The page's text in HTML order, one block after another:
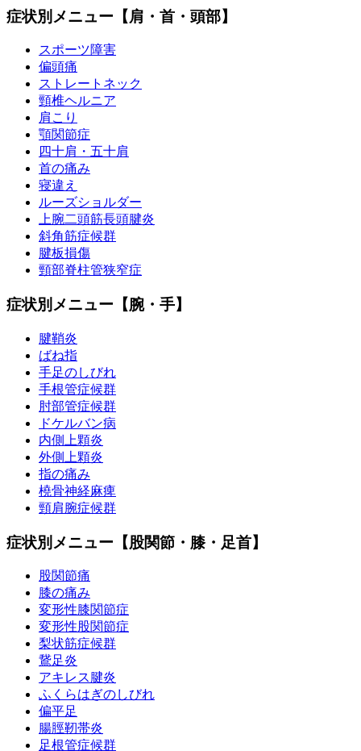
症状別メニュー【肩・首・頭部】
スポーツ障害
偏頭痛
ストレートネック
頸椎ヘルニア
肩こり
顎関節症
四十肩・五十肩
首の痛み
寝違え
ルーズショルダー
上腕二頭筋長頭腱炎
斜角筋症候群
腱板損傷
頸部脊柱管狭窄症
症状別メニュー【腕・手】
腱鞘炎
ばね指
手足のしびれ
手根管症候群
肘部管症候群
ドケルバン病
内側上顆炎
外側上顆炎
指の痛み
橈骨神経麻痺
頸肩腕症候群
症状別メニュー【股関節・膝・足首】
股関節痛
膝の痛み
変形性膝関節症
変形性股関節症
梨状筋症候群
鵞足炎
アキレス腱炎
ふくらはぎのしびれ
偏平足
腸脛靭帯炎
足根管症候群